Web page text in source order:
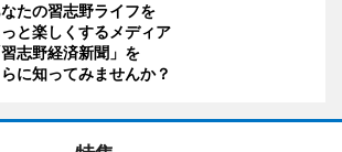
たの習志野ライフを
っと楽しくするメディア
習志野経済新聞」を
に知ってみませんか？